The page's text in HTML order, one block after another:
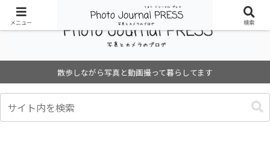
散歩しながら写真と動画撮って暮らしてます
メニュー 検索